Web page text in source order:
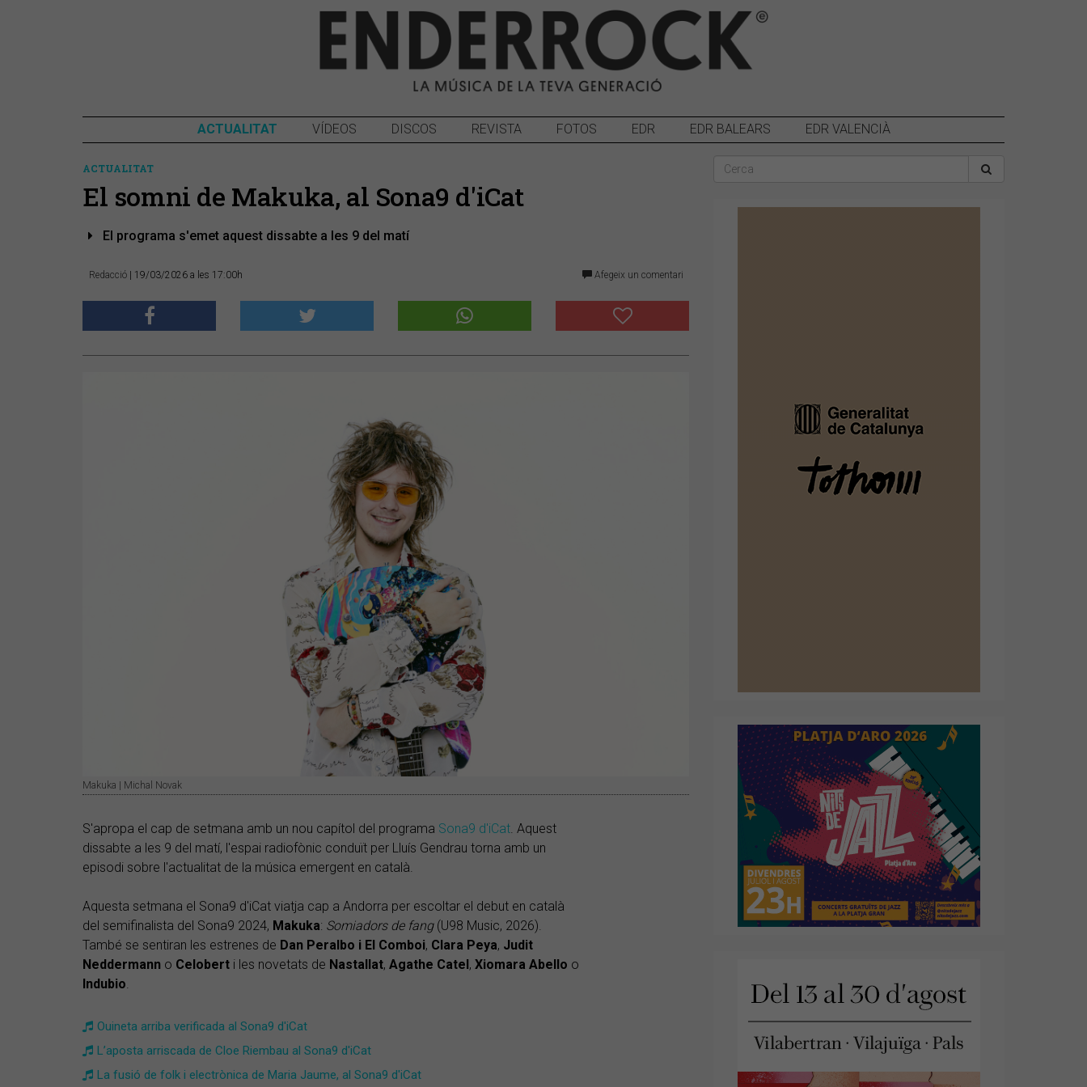
ACTUALITAT VÍDEOS DISCOS REVISTA FOTOS EDR EDR BALEARS EDR VALENCIÀ
ACTUALITAT
El somni de Makuka, al Sona9 d'iCat
El programa s'emet aquest dissabte a les 9 del matí
Redacció | 19/03/2026 a les 17:00h Afegeix un comentari
Makuka | Michal Novak
S'apropa el cap de setmana amb un nou capítol del programa Sona9 d'iCat . Aquest
dissabte a les 9 del matí, l'espai radiofònic conduït per Lluís Gendrau torna amb un
episodi sobre l'actualitat de la música emergent en català.
Aquesta setmana el Sona9 d'iCat viatja cap a Andorra per escoltar el debut en català
del semifinalista del Sona9 2024, Makuka: Somiadors de fang(U98 Music, 2026).
També se sentiran les estrenes de Dan Peralbo i El Comboi, Clara Peya, Judit
Neddermann o Celobert i les novetats de Nastallat, Agathe Catel, Xiomara Abello o
Indubio
Ouineta arriba verificada al Sona9 d'iCat
L’aposta arriscada de Cloe Riembau al Sona9 d'iCat
​La fusió de folk i electrònica de Maria Jaume, al Sona9 d'iCat